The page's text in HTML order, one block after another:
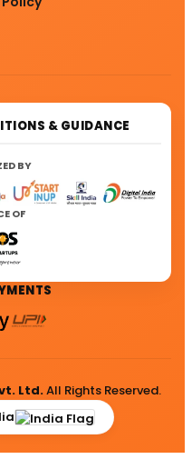
& GUIDANCE
BY
OF
Ltd.All Rights Reserved.